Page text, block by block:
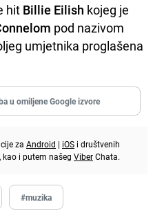
hit Billie Eilish kojeg je
pod nazivom
umjetnika proglašena
u omiljene Google izvore
za Android | iOS i društvenih
, kao i putem našeg ViberChata.
#muzika